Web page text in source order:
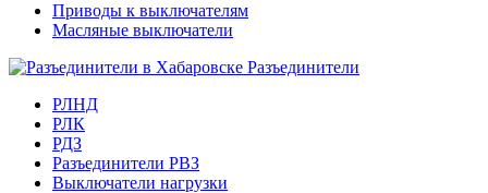
Приводы к выключателям
Масляные выключатели
Разъединители
РЛНД
РЛК
РДЗ
Разъединители РВЗ
Выключатели нагрузки